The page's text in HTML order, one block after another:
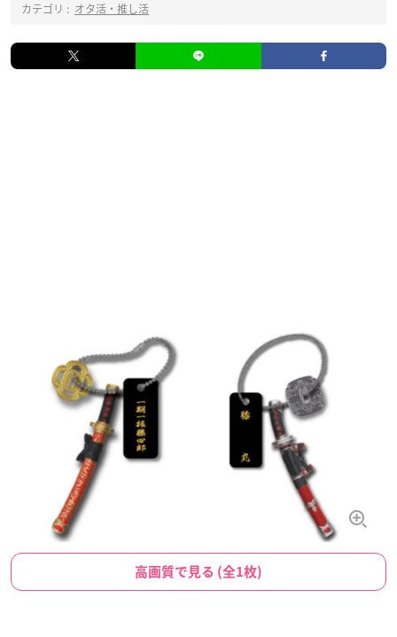
カテゴリ : オタ活・推し活
高画質で見る (全1枚)